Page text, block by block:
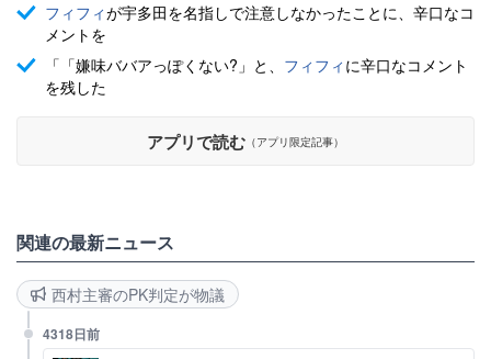
フィフィが宇多田を名指しで注意しなかったことに、辛口なコ
メントを
「「嫌味ババアっぽくない?」と、 フィフィ に辛口なコメント
を残した
アプリで読む （アプリ限定記事）
関連の最新ニュース
西村主審のPK判定が物議
4318日前